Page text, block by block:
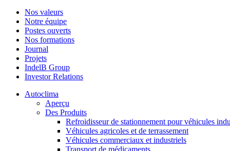
Nos valeurs
Notre équipe
Postes ouverts
Nos formations
Journal
Projets
IndelB Group
Investor Relations
Autoclima
Aperçu
Des Produits
Refroidisseur de stationnement pour véhicules
Véhicules agricoles et de terrassement
Véhicules commerciaux et industriels
Transport de médicaments